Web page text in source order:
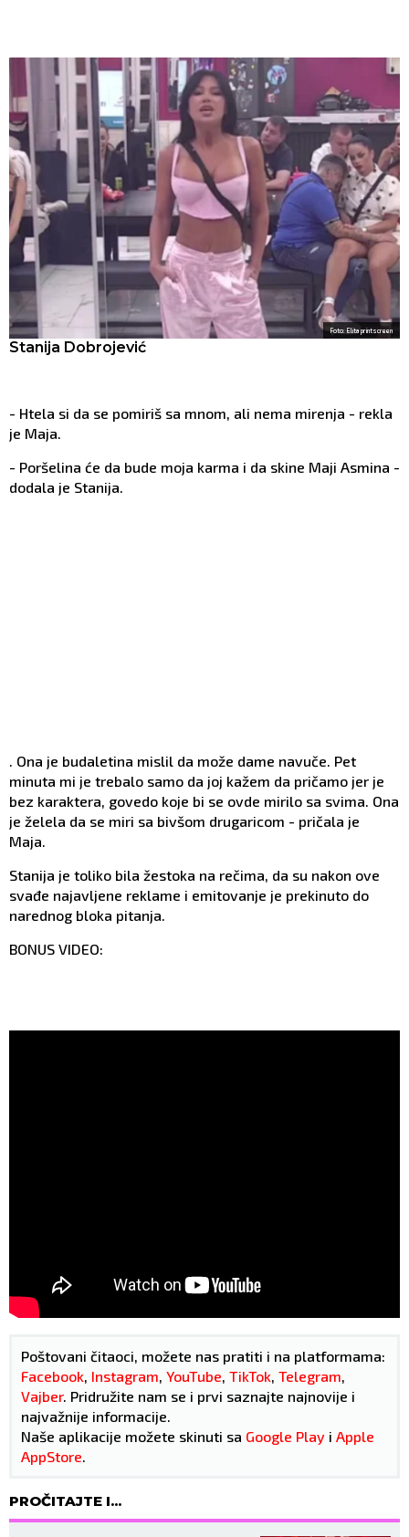
Foto: Elita printscreen
Stanija Dobrojević
- Htela si da se pomiriš sa mnom, ali nema mirenja - rekla
je Maja.
- Poršelina će da bude moja karma i da skine Maji Asmina -
dodala je Stanija.
. Ona je budaletina mislil da može dame navuče. Pet
minuta mi je trebalo samo da joj kažem da pričamo jer je
bez karaktera, govedo koje bi se ovde mirilo sa svima. Ona
je želela da se miri sa bivšom drugaricom - pričala je
Maja.
Stanija je toliko bila žestoka na rečima, da su nakon ove
svađe najavljene reklame i emitovanje je prekinuto do
narednog bloka pitanja.
BONUS VIDEO:
Poštovani čitaoci, možete nas pratiti i na platformama:
Facebook, Instagram, YouTube, TikTok, Telegram,
Vajber. Pridružite nam se i prvi saznajte najnovije i
najvažnije informacije.
Naše aplikacije možete skinuti sa Google Play i Apple
AppStore.
PROČITAJTE I...